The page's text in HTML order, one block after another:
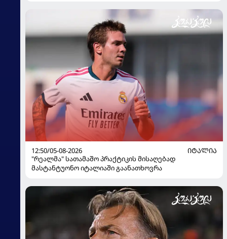
12:50/05-08-2026
ᲘᲢᲐᲚᲘᲐ
"რეალმა" სათამაშო პრაქტიკის მისაღებად
მასტანტუონო იტალიაში გაანათხოვრა